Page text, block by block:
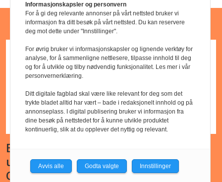
Barnehagejobber
Barnehagelærer - Godkjent
utdanning - Ljan kirkes barnehage,
Oslo
Informasjonskapsler og personvern
For å gi deg relevante annonser på vårt nettsted bruker vi
informasjon fra ditt besøk på vårt nettsted. Du kan reservere
deg mot dette under "Innstillinger".
For øvrig bruker vi informasjonskapsler og lignende verktøy for
analyse, for å sammenligne nettlesere, tilpasse innhold til deg
og for å utvikle og tilby nødvendig funksjonalitet. Les mer i vår
personvernerklæring.
Ditt digitale fagblad skal være like relevant for deg som det
trykte bladet alltid har vært – bade i redaksjonelt innhold og på
annonseplass. I digital publisering bruker vi informasjon fra
dine besøk på nettstedet for å kunne utvikle produktet
kontinuerlig, slik at du opplever det nyttig og relevant.
Avvis alle Godta valgte Innstillinger